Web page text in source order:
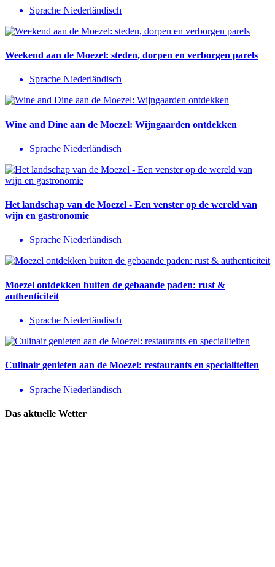
Sprache Niederländisch
Weekend aan de Moezel: steden, dorpen en verborgen parels
Sprache Niederländisch
Wine and Dine aan de Moezel: Wijngaarden ontdekken
Sprache Niederländisch
Het landschap van de Moezel - Een venster op de wereld van
wijn en gastronomie
Sprache Niederländisch
Moezel ontdekken buiten de gebaande paden: rust &
authenticiteit
Sprache Niederländisch
Culinair genieten aan de Moezel: restaurants en specialiteiten
Sprache Niederländisch
Das aktuelle Wetter